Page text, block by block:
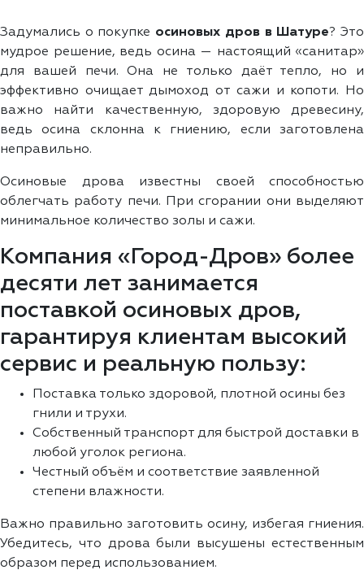
Задумались о покупке осиновых дров в Шатуре? Это
мудрое решение, ведь осина — настоящий «санитар»
для вашей печи. Она не только даёт тепло, но и
эффективно очищает дымоход от сажи и копоти. Но
важно найти качественную, здоровую древесину,
ведь осина склонна к гниению, если заготовлена
неправильно.
Осиновые дрова известны своей способностью
облегчать работу печи. При сгорании они выделяют
минимальное количество золы и сажи.
Компания «Город-Дров» более
десяти лет занимается
поставкой осиновых дров,
гарантируя клиентам высокий
сервис и реальную пользу:
Поставка только здоровой, плотной осины без
гнили и трухи.
Собственный транспорт для быстрой доставки в
любой уголок региона.
Честный объём и соответствие заявленной
степени влажности.
Важно правильно заготовить осину, избегая гниения.
Убедитесь, что дрова были высушены естественным
образом перед использованием.